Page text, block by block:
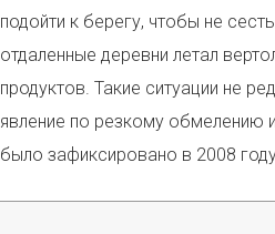
подойти к берегу, чтобы не
отдаленные деревни летал
продуктов. Такие ситуации не
явление по резкому обмелению
было зафиксировано в 2008